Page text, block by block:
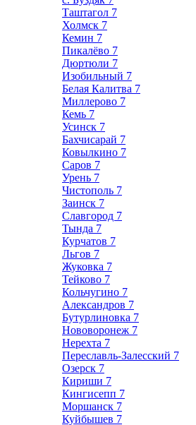
Таштагол 7
Холмск 7
Кемин 7
Пикалёво 7
Дюртюли 7
Изобильный 7
Белая Калитва 7
Миллерово 7
Кемь 7
Усинск 7
Бахчисарай 7
Ковылкино 7
Саров 7
Урень 7
Чистополь 7
Заинск 7
Славгород 7
Тында 7
Курчатов 7
Льгов 7
Жуковка 7
Тейково 7
Кольчугино 7
Александров 7
Бутурлиновка 7
Нововоронеж 7
Нерехта 7
Переславль-Залесский 7
Озерск 7
Кириши 7
Кингисепп 7
Моршанск 7
Куйбышев 7